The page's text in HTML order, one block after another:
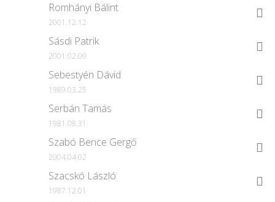
Romhányi Bálint
2001.12.12
Sásdi Patrik
2001.02.09
Sebestyén Dávid
1989.03.25
Serbán Tamás
1981.08.31
Szabó Bence Gergő
2004.04.02
Szacskó László
1987.12.01